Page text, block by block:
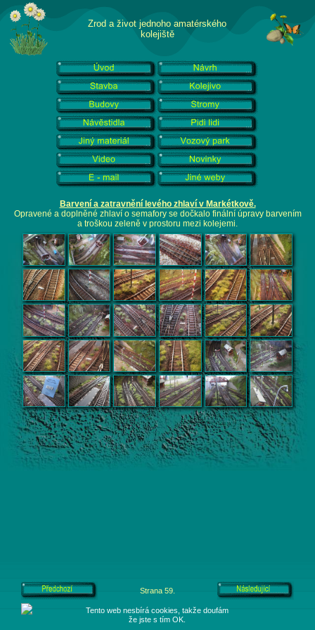
Zrod a život jednoho amatérského
kolejiště
Barvení a zatravnění levého zhlaví v Markétkově.
Opravené a doplněné zhlaví o semafory se dočkalo finální úpravy barvením
a troškou zeleně v prostoru mezi kolejemi.
Strana 59.
Tento web nesbírá cookies, takže doufám
že jste s tím OK.